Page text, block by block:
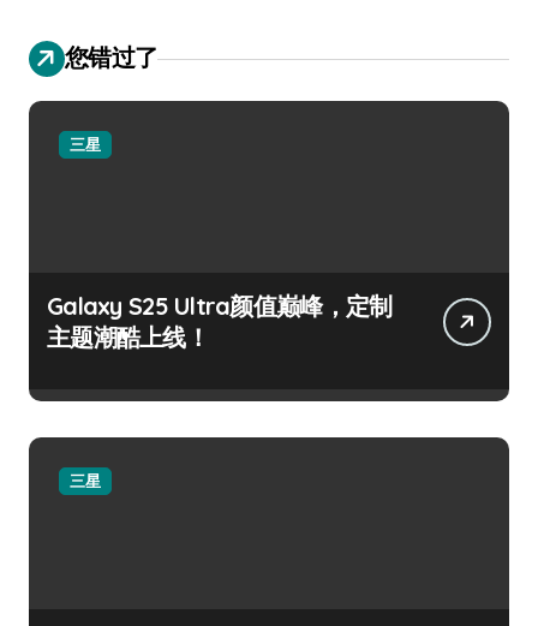
您错过了
三星
Galaxy S25 Ultra颜值巅峰，定制
主题潮酷上线！
三星